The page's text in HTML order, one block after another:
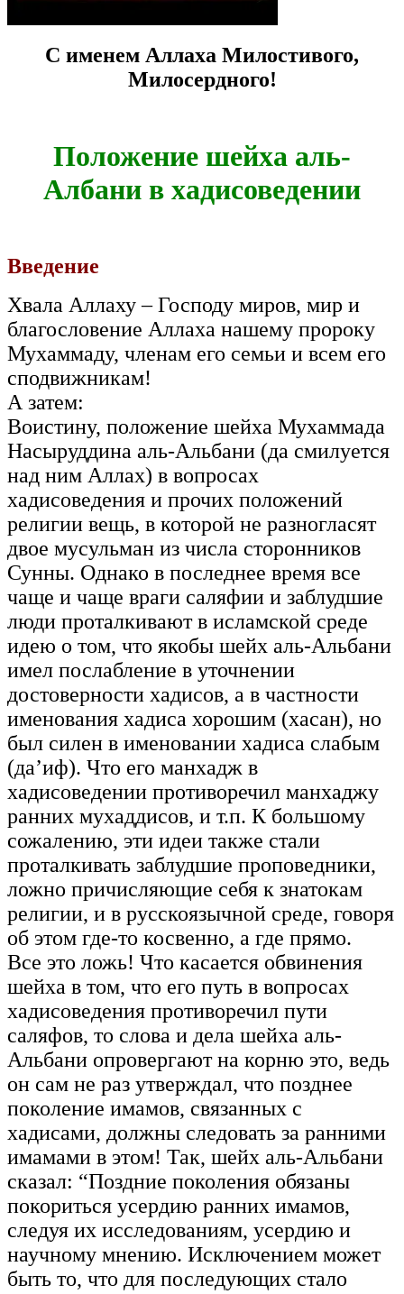
С именем Аллаха Милостивого,
Милосердного!
Положение шейха аль-
Албани в хадисоведении
Введение
Хвала Аллаху – Господу миров, мир и
благословение Аллаха нашему пророку
Мухаммаду, членам его семьи и всем его
сподвижникам!
А затем:
Воистину, положение шейха Мухаммада
Насыруддина аль-Альбани (да смилуется
над ним Аллах) в вопросах
хадисоведения и прочих положений
религии вещь, в которой не разногласят
двое мусульман из числа сторонников
Сунны. Однако в последнее время все
чаще и чаще враги саляфии и заблудшие
люди проталкивают в исламской среде
идею о том, что якобы шейх аль-Альбани
имел послабление в уточнении
достоверности хадисов, а в частности
именования хадиса хорошим (хасан), но
был силен в именовании хадиса слабым
(да’иф). Что его манхадж в
хадисоведении противоречил манхаджу
ранних мухаддисов, и т.п. К большому
сожалению, эти идеи также стали
проталкивать заблудшие проповедники,
ложно причисляющие себя к знатокам
религии, и в русскоязычной среде, говоря
об этом где-то косвенно, а где прямо.
Все это ложь! Что касается обвинения
шейха в том, что его путь в вопросах
хадисоведения противоречил пути
саляфов, то слова и дела шейха аль-
Альбани опровергают на корню это, ведь
он сам не раз утверждал, что позднее
поколение имамов, связанных с
хадисами, должны следовать за ранними
имамами в этом! Так, шейх аль-Альбани
сказал: “Поздние поколения обязаны
покориться усердию ранних имамов,
следуя их исследованиям, усердию и
научному мнению. Исключением может
быть то, что для последующих стало